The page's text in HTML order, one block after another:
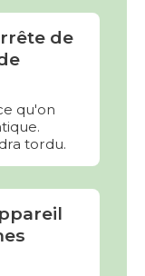
de
qu'on
tordu.